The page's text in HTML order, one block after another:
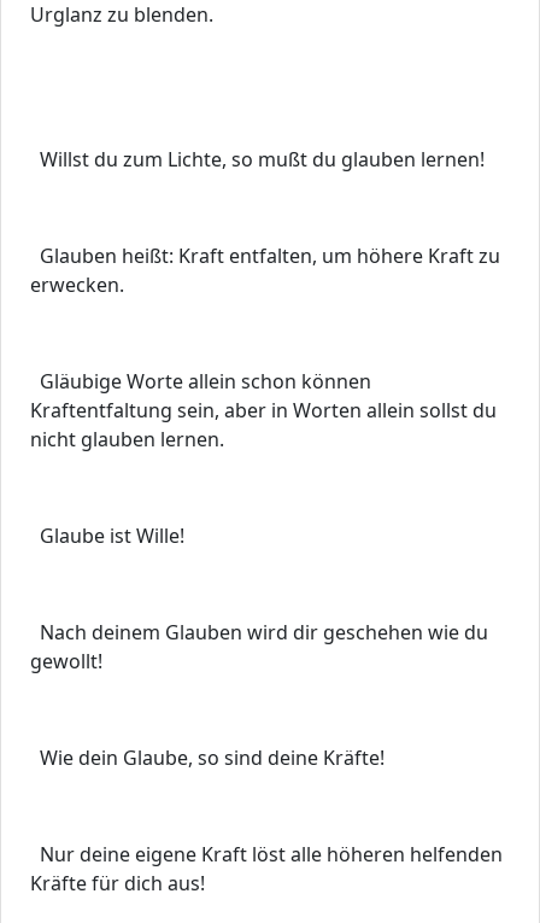
Urglanz zu blenden.
Willst du zum Lichte, so mußt du glauben lernen!
Glauben heißt: Kraft entfalten, um höhere Kraft zu
erwecken.
Gläubige Worte allein schon können
Kraftentfaltung sein, aber in Worten allein sollst du
nicht glauben lernen.
Glaube ist Wille!
Nach deinem Glauben wird dir geschehen wie du
gewollt!
Wie dein Glaube, so sind deine Kräfte!
Nur deine eigene Kraft löst alle höheren helfenden
Kräfte für dich aus!